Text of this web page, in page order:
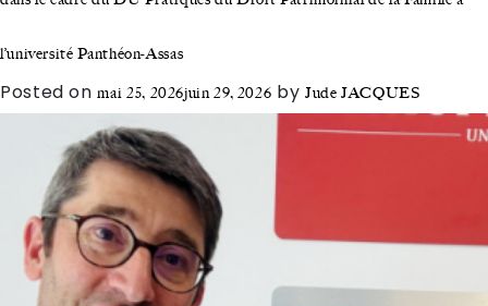
l’université Panthéon-Assas
Posted onmai 25, 2026juin 29, 2026 by Jude JACQUES